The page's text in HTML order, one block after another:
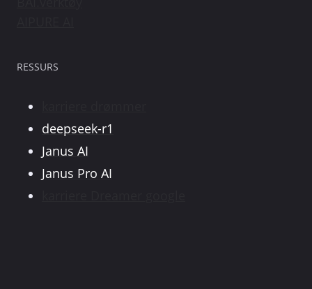
RESSURS
deepseek-r1
Janus AI
Janus Pro AI